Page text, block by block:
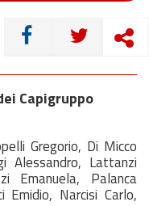
CONDIVIDI
Capigruppo
Gregorio, Di Micco
Alessandro, Lattanzi
Emanuela, Palanca
Emidio, Narcisi Carlo,